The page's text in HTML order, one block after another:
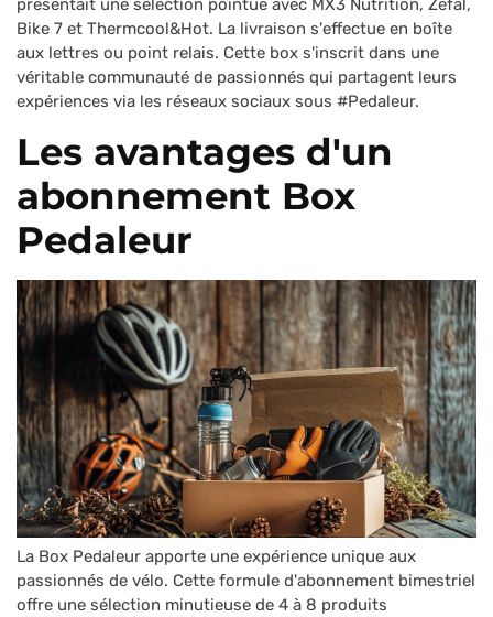
présentait une sélection pointue avec MX3 Nutrition, Zefal,
Bike 7 et Thermcool&Hot. La livraison s'effectue en boîte
aux lettres ou point relais. Cette box s'inscrit dans une
véritable communauté de passionnés qui partagent leurs
expériences via les réseaux sociaux sous #Pedaleur.
Les avantages d'un
abonnement Box
Pedaleur
La Box Pedaleur apporte une expérience unique aux
passionnés de vélo. Cette formule d'abonnement bimestriel
offre une sélection minutieuse de 4 à 8 produits